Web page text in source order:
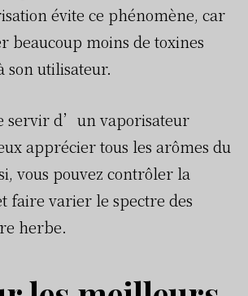
évite ce phénomène, car
beaucoup moins de toxines
son utilisateur.
servir d’un vaporisateur
apprécier tous les arômes du
vous pouvez contrôler la
faire varier le spectre des
herbe.